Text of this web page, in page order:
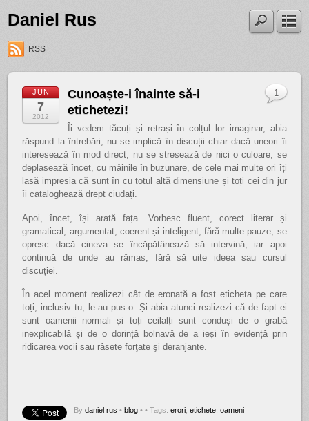
Daniel Rus
RSS
JUN
7
2012
Cunoaște-i înainte să-i
etichetezi!
Îi vedem tăcuți și retrași în colțul lor imaginar, abia
răspund la întrebări, nu se implică în discuții chiar dacă uneori îi
interesează în mod direct, nu se stresează de nici o culoare, se
deplasează încet, cu mâinile în buzunare, de cele mai multe ori îți
lasă impresia că sunt în cu totul altă dimensiune și toți cei din jur
îi cataloghează drept ciudați.
Apoi, încet, își arată fața. Vorbesc fluent, corect literar și
gramatical, argumentat, coerent și inteligent, fără multe pauze, se
opresc dacă cineva se încăpătânează să intervină, iar apoi
continuă de unde au rămas, fără să uite ideea sau cursul
discuției.
În acel moment realizezi cât de eronată a fost eticheta pe care
toți, inclusiv tu, le-au pus-o. Și abia atunci realizezi că de fapt ei
sunt oamenii normali și toți ceilalți sunt conduși de o grabă
inexplicabilă și de o dorință bolnavă de a ieși în evidență prin
ridicarea vocii sau râsete forţate şi deranjante.
Bydaniel rus • blog •
1
• Tags:erori ,etichete ,oameni